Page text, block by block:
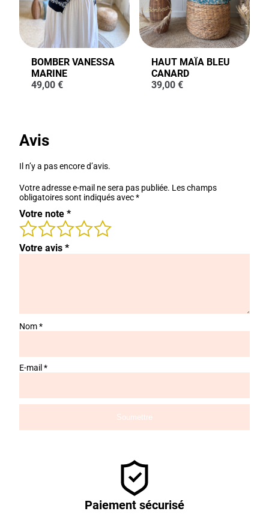
BOMBER VANESSA
MARINE
49,00 €
HAUT MAÏA BLEU
CANARD
39,00 €
Avis
Il n’y a pas encore d’avis.
Votre adresse e-mail ne sera pas publiée. Les champs
obligatoires sont indiqués avec*
Votre note *
Votre avis *
Nom*
E-mail *
Paiement sécurisé